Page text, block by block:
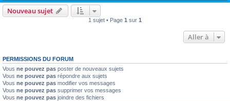
e
Nouveau sujet
1 sujet • Page 1 sur 1
Aller à
PERMISSIONS DU FORUM
Vous ne pouvez pas poster de nouveaux sujets
Vous ne pouvez pas répondre aux sujets
Vous ne pouvez pas modifier vos messages
Vous ne pouvez pas supprimer vos messages
Vous ne pouvez pas joindre des fichiers